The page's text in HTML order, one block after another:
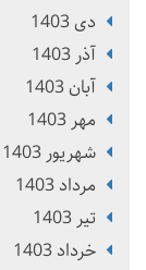
دی 1403
آذر 1403
آبان 1403
مهر 1403
شهریور 1403
مرداد 1403
تير 1403
خرداد 1403